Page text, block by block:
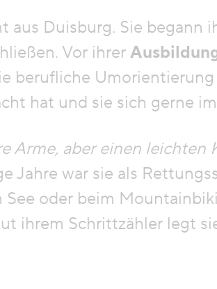
aus Duisburg. Sie begann
Vor ihrer
berufliche
hat und sie sich gerne
Arme, aber einen leichten
Jahre war sie als
oder beim
ihrem Schrittzähler legt